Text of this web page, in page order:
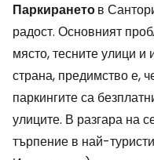
Паркиранетов
радост. Основният
място, тесните улици и
страна, предимство е,
паркингите са
улиците. В разгара на
търпение в най-